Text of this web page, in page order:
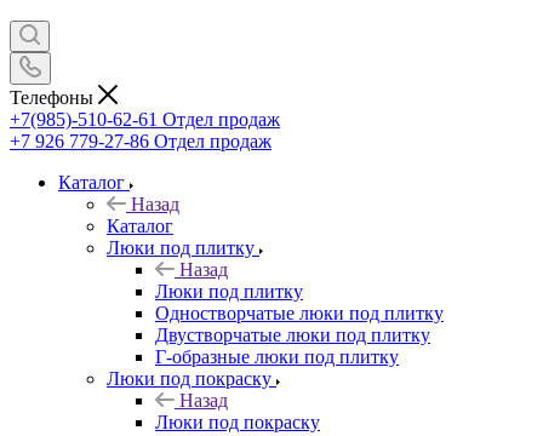
Телефоны
+7(985)-510-62-61 Отдел продаж
‪+7 926 779-27-86‬ Отдел продаж
Каталог
Назад
Каталог
Люки под плитку
Назад
Люки под плитку
Одностворчатые люки под плитку
Двустворчатые люки под плитку
Г-образные люки под плитку
Люки под покраску
Назад
Люки под покраску